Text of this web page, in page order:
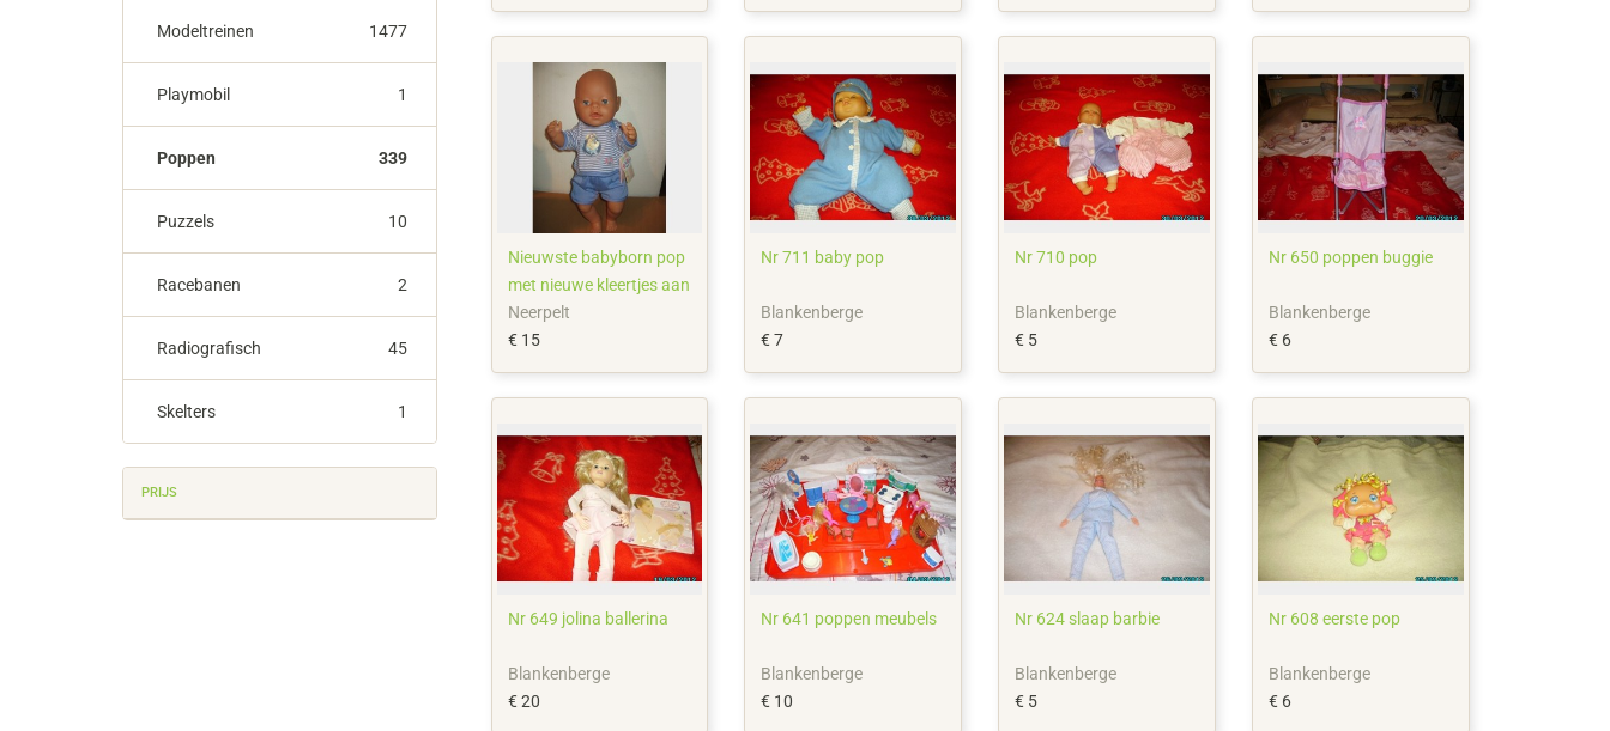
Modeltreinen 1477
Playmobil 1
Poppen 339
Puzzels 10
Racebanen 2
Radiografisch 45
Skelters 1
PRIJS
Nieuwste babyborn pop
met nieuwe kleertjes aan
Neerpelt
€ 15
Nr 711 baby pop
Blankenberge
€ 7
Nr 710 pop
Blankenberge
€ 5
Nr 650 poppen buggie
Blankenberge
€ 6
Nr 649 jolina ballerina
Blankenberge
€ 20
Nr 641 poppen meubels
Blankenberge
€ 10
Nr 624 slaap barbie
Blankenberge
€ 5
Nr 608 eerste pop
Blankenberge
€ 6